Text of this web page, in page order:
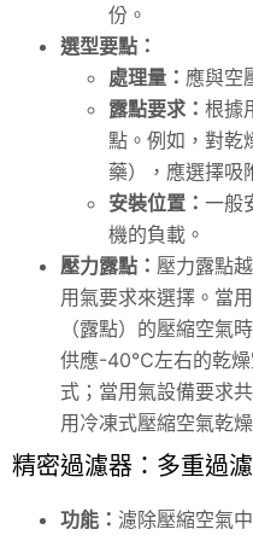
份。
選型要點：
處理量： 應與空
露點要求： 根據
點。例如，對乾
藥），應選擇吸
安裝位置： 一般
機的負載。
壓力露點： 壓力露點
用氣要求來選擇。當
（露點）的壓縮空氣
供應-40℃左右的乾燥
式；當用氣設備要求
用冷凍式壓縮空氣乾
精密過濾器：多重過
功能： 濾除壓縮空氣